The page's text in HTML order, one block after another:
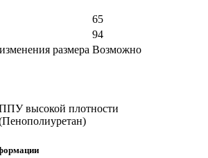
65
94
размера Возможно
высокой плотности